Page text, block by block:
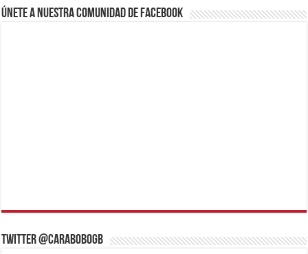
Únete a nuestra comunidad de Facebook
Twitter @CaraboboGB